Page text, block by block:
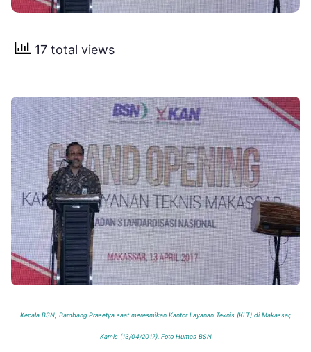
17 total views
Kepala BSN, Bambang Prasetya saat meresmikan Kantor Layanan Teknis (KLT) di Makassar,
Kamis (13/04/2017). Foto Humas BSN